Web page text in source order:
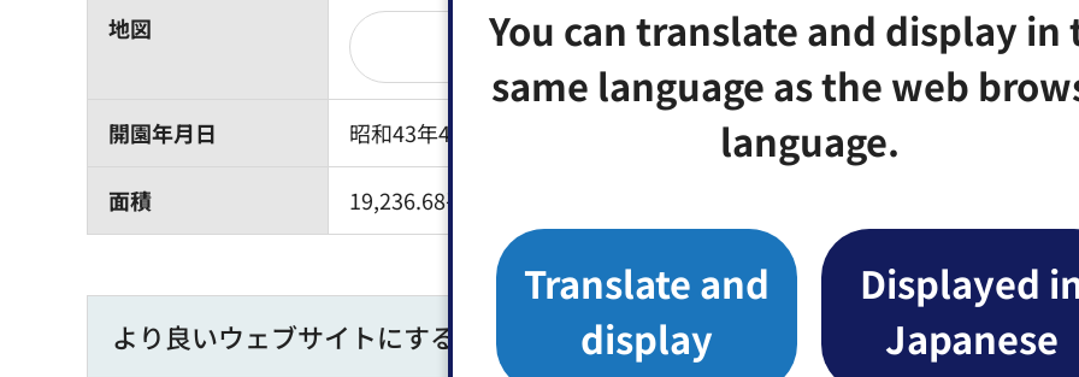
You can translate and display in
same language as the web
language.
Translate and
display
Displayed
Japanese
地図
Google Mapsで開く
開園年月日 昭和43年4月1日
面積 19,236.68平方メートル
より良いウェブサイトにするためにみなさまのご意見をお聞かせください